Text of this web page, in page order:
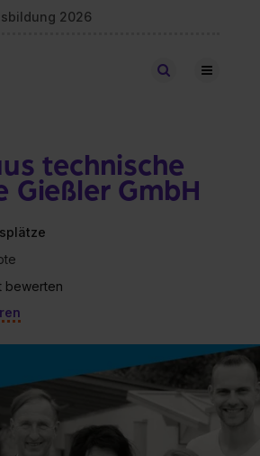
2026
Stellen finden
technische
Gießler GmbH
bewerten